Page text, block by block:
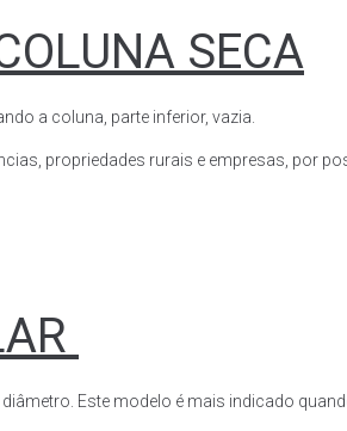
SECA
a coluna, parte inferior, vazia.
propriedades rurais e empresas, por
Este modelo é mais indicado